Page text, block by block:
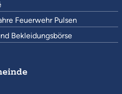
Feuerwehr Pulsen
Bekleidungsbörse